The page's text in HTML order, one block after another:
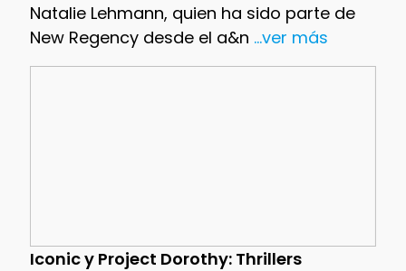
Natalie Lehmann, quien ha sido parte de
New Regency desde el a&n ...ver más
Iconic y Project Dorothy: Thrillers